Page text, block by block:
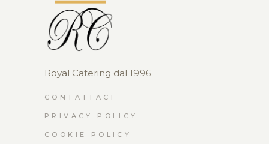
Royal Catering dal 1996
CONTATTACI
PRIVACY POLICY
COOKIE POLICY